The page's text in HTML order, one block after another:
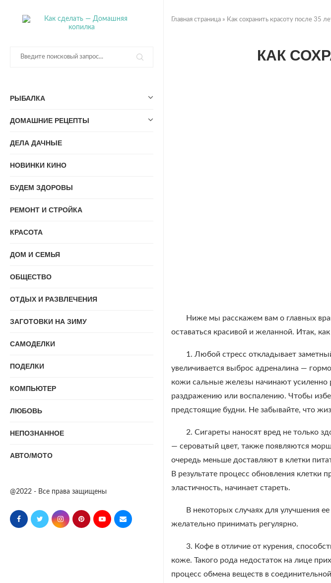
РЫБАЛКА
ДОМАШНИЕ РЕЦЕПТЫ
ДЕЛА ДАЧНЫЕ
НОВИНКИ КИНО
БУДЕМ ЗДОРОВЫ
РЕМОНТ И СТРОЙКА
КРАСОТА
ДОМ И СЕМЬЯ
ОБЩЕСТВО
ОТДЫХ И РАЗВЛЕЧЕНИЯ
ЗАГОТОВКИ НА ЗИМУ
САМОДЕЛКИ
ПОДЕЛКИ
КОМПЬЮТЕР
ЛЮБОВЬ
НЕПОЗНАННОЕ
АВТО/МОТО
@2022 - Все права защищены
Главная страница » Как сохранить красоту после 35
КАК
Ниже мы расскажем вам о главных
оставаться красивой и желанной. Итак,
1. Любой стресс откладывает
увеличивается выброс адреналина —
кожи сальные железы начинают усиленно
раздражению или воспалению. Чтобы
предстоящие будни. Не забывайте, что
2. Сигареты наносят вред не только
— сероватый цвет, также появляются
очередь меньше доставляют в клетки
В результате процесс обновления клетки
эластичность, начинает стареть.
В некоторых случаях для улучшения
желательно принимать регулярно.
3. Кофе в отличие от курения,
коже. Такого рода недостаток на лице
процесс обмена веществ в